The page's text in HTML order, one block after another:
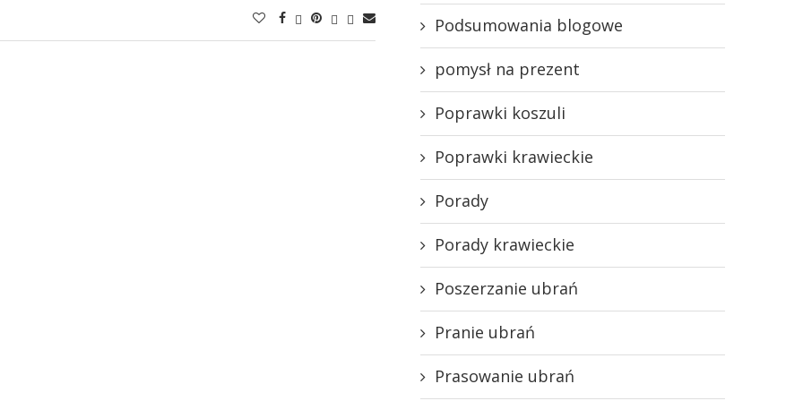
Podsumowania blogowe
pomysł na prezent
Poprawki koszuli
Poprawki krawieckie
Porady
Porady krawieckie
Poszerzanie ubrań
Pranie ubrań
Prasowanie ubrań